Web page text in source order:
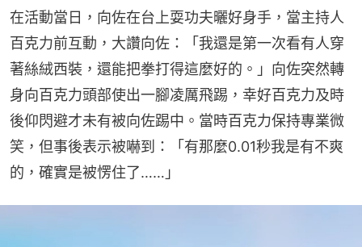
在活動當日，向佐在台上耍功夫曬好身手，當主持人
百克力前互動，大讚向佐：「我還是第一次看有人穿
著絲絨西裝，還能把拳打得這麼好的。」向佐突然轉
身向百克力頭部使出一腳凌厲飛踢，幸好百克力及時
後仰閃避才未有被向佐踢中。當時百克力保持專業微
笑，但事後表示被嚇到：「有那麼0.01秒我是有不爽
的，確實是被愣住了……」